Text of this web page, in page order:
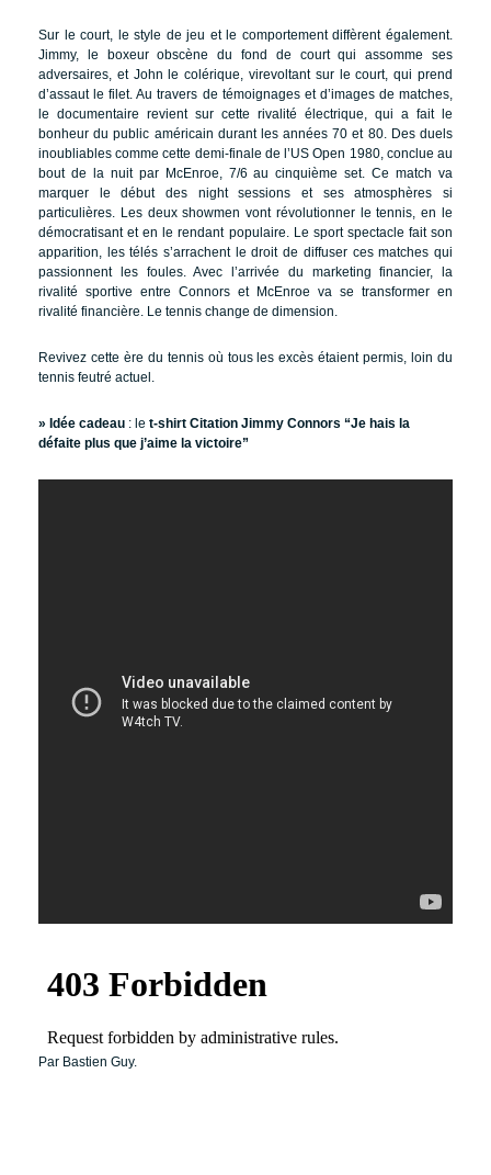
Sur le court, le style de jeu et le comportement diffèrent également.
Jimmy, le boxeur obscène du fond de court qui assomme ses
adversaires, et John le colérique, virevoltant sur le court, qui prend
d’assaut le filet. Au travers de témoignages et d’images de matches,
le documentaire revient sur cette rivalité électrique, qui a fait le
bonheur du public américain durant les années 70 et 80. Des duels
inoubliables comme cette demi-finale de l’US Open 1980, conclue au
bout de la nuit par McEnroe, 7/6 au cinquième set. Ce match va
marquer le début des night sessions et ses atmosphères si
particulières. Les deux showmen vont révolutionner le tennis, en le
démocratisant et en le rendant populaire. Le sport spectacle fait son
apparition, les télés s’arrachent le droit de diffuser ces matches qui
passionnent les foules. Avec l’arrivée du marketing financier, la
rivalité sportive entre Connors et McEnroe va se transformer en
rivalité financière. Le tennis change de dimension.
Revivez cette ère du tennis où tous les excès étaient permis, loin du
tennis feutré actuel.
» Idée cadeau : le t-shirt Citation Jimmy Connors “Je hais la
défaite plus que j’aime la victoire”
Par Bastien Guy.